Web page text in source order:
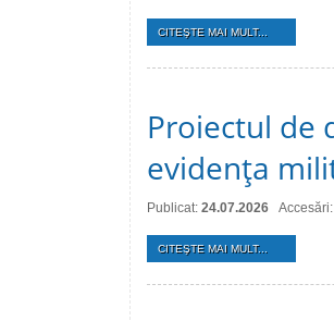
CITEŞTE MAI MULT...
Proiectul de
evidenţa
Publicat: 24.07.2026
CITEŞTE MAI MULT...